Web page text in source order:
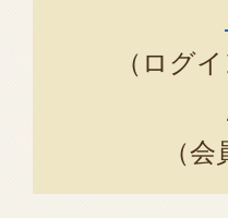
（ログ
（